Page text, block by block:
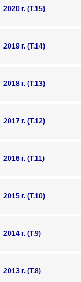
2020 г. (Т.15)
2019 г. (Т.14)
2018 г. (Т.13)
2017 г. (Т.12)
2016 г. (Т.11)
2015 г. (Т.10)
2014 г. (Т.9)
2013 г. (Т.8)